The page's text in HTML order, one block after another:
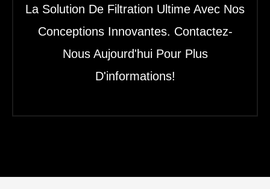
La Solution De Filtration Ultime Avec Nos
Conceptions Innovantes. Contactez-
Nous Aujourd'hui Pour Plus
D'informations!